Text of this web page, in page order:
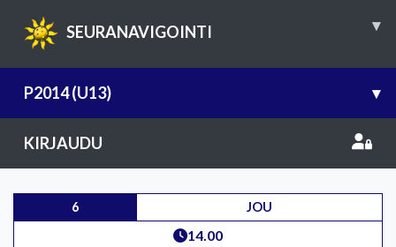
SEURANAVIGOINTI ▾
P2014 (U13) ▾
KIRJAUDU
6 JOU
14.00